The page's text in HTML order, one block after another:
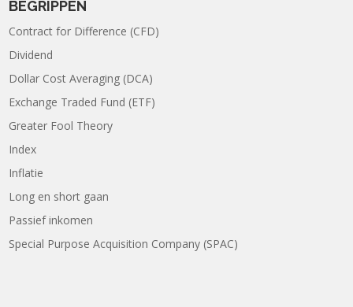
BEGRIPPEN
Contract for Difference (CFD)
Dividend
Dollar Cost Averaging (DCA)
Exchange Traded Fund (ETF)
Greater Fool Theory
Index
Inflatie
Long en short gaan
Passief inkomen
Special Purpose Acquisition Company (SPAC)